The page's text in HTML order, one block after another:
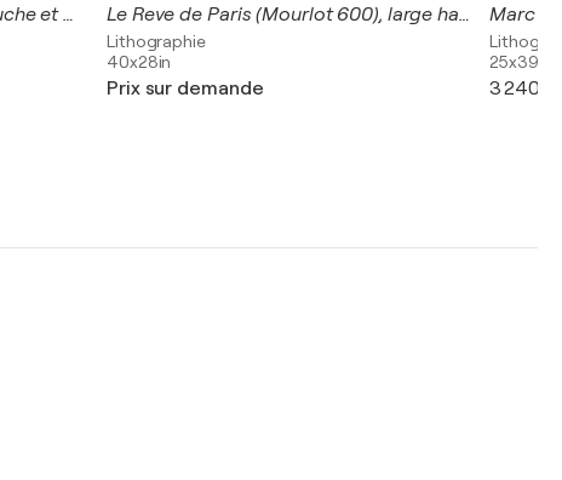
Marc Chagall (1887–1985), La Ruche et Montparnasse Exhibition Poster (1979, Musée Jacquemart-André), Printed in France Le Reve de Paris (Mourlot 600), large hand signed lithograph
Lithographie
40x28in
Prix sur demande
25x39in
3 240